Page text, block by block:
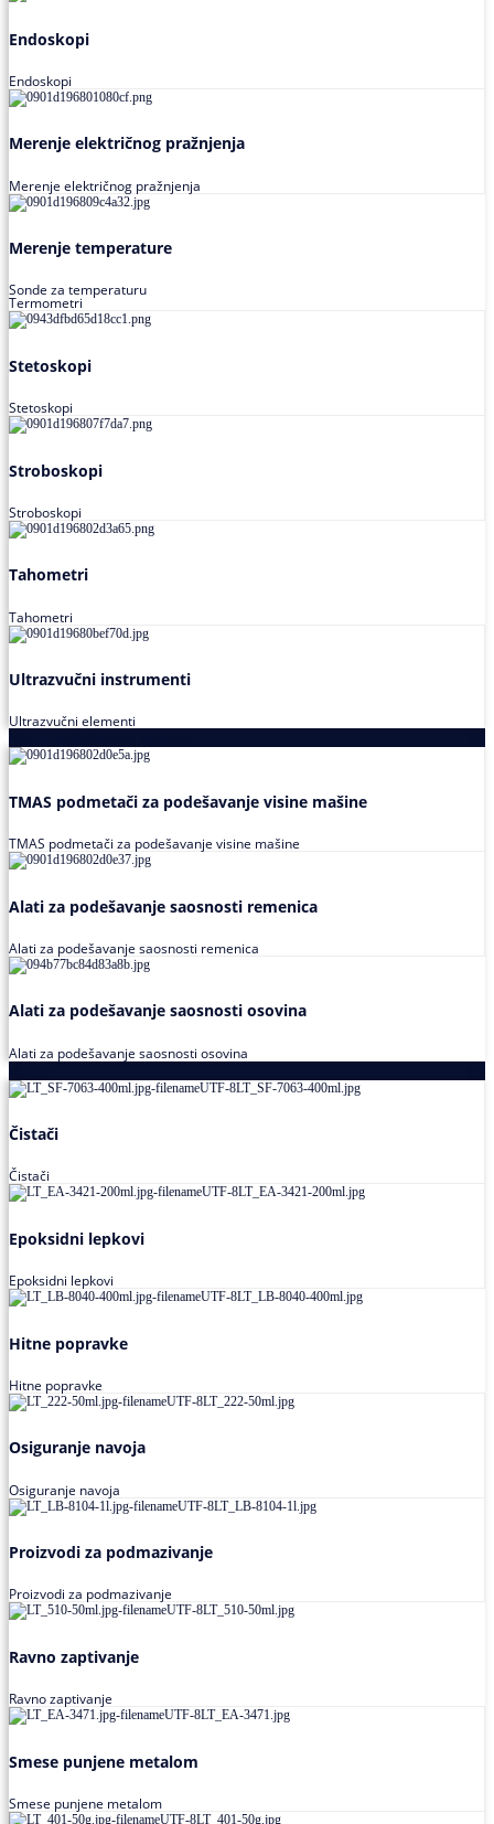
Endoskopi
Endoskopi
Merenje električnog pražnjenja
Merenje električnog pražnjenja
Merenje temperature
Sonde za temperaturu
Termometri
Stetoskopi
Stetoskopi
Stroboskopi
Stroboskopi
Tahometri
Tahometri
Ultrazvučni instrumenti
Ultrazvučni elementi
TMAS podmetači za podešavanje visine mašine
TMAS podmetači za podešavanje visine mašine
Alati za podešavanje saosnosti remenica
Alati za podešavanje saosnosti remenica
Alati za podešavanje saosnosti osovina
Alati za podešavanje saosnosti osovina
Čistači
Čistači
Epoksidni lepkovi
Epoksidni lepkovi
Hitne popravke
Hitne popravke
Osiguranje navoja
Osiguranje navoja
Proizvodi za podmazivanje
Proizvodi za podmazivanje
Ravno zaptivanje
Ravno zaptivanje
Smese punjene metalom
Smese punjene metalom